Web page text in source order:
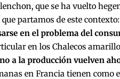
que se ha vuelto
que partamos de este contexto:
en el problema del
en los Chalecos
a la producción vuelven
en Francia tienen